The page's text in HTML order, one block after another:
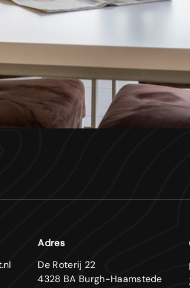
Adres
De Roterij 22
4328 BA Burgh-Haamstede